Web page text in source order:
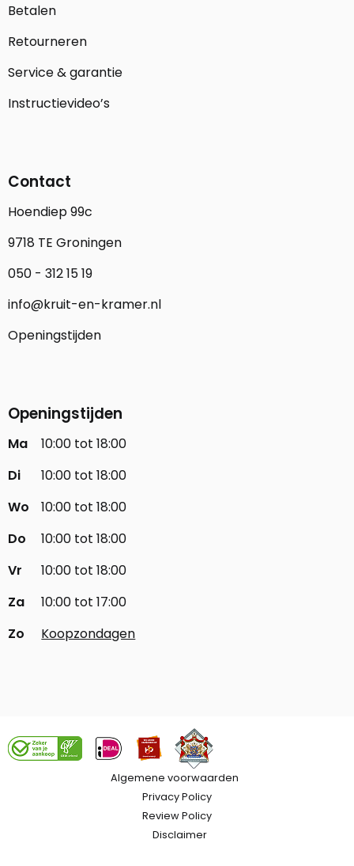
Betalen
Retourneren
Service & garantie
Instructievideo’s
Contact
Hoendiep 99c
9718 TE Groningen
050 - 312 15 19
info@kruit-en-kramer.nl
Openingstijden
Openingstijden
Ma
10:00 tot 18:00
Di
10:00 tot 18:00
Wo
10:00 tot 18:00
Do
10:00 tot 18:00
Vr
10:00 tot 18:00
Za
10:00 tot 17:00
Zo
Koopzondagen
Algemene voorwaarden
Privacy Policy
Review Policy
Disclaimer